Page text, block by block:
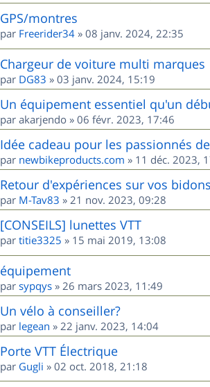
GPS/montres
par Freerider34 » 08 janv. 2024, 22:35
Chargeur de voiture multi marques
par DG83 » 03 janv. 2024, 15:19
Un équipement essentiel qu'un
par akarjendo » 06 févr. 2023, 17:46
Idée cadeau pour les passionnés de
par newbikeproducts.com » 11 déc. 2023,
Retour d'expériences sur vos
par M-Tav83 » 21 nov. 2023, 09:28
[CONSEILS] lunettes VTT
par titie3325 » 15 mai 2019, 13:08
équipement
par sypqys » 26 mars 2023, 11:49
Un vélo à conseiller?
par legean » 22 janv. 2023, 14:04
Porte VTT Électrique
par Gugli » 02 oct. 2018, 21:18